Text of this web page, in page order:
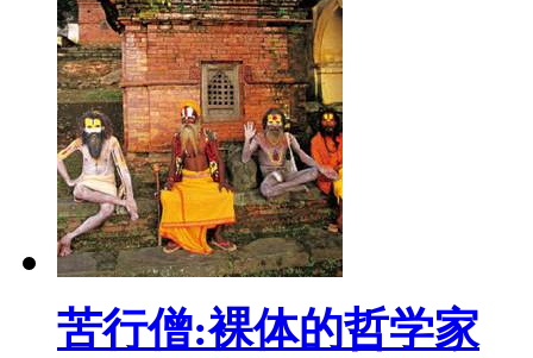
苦行僧:裸体的哲学家